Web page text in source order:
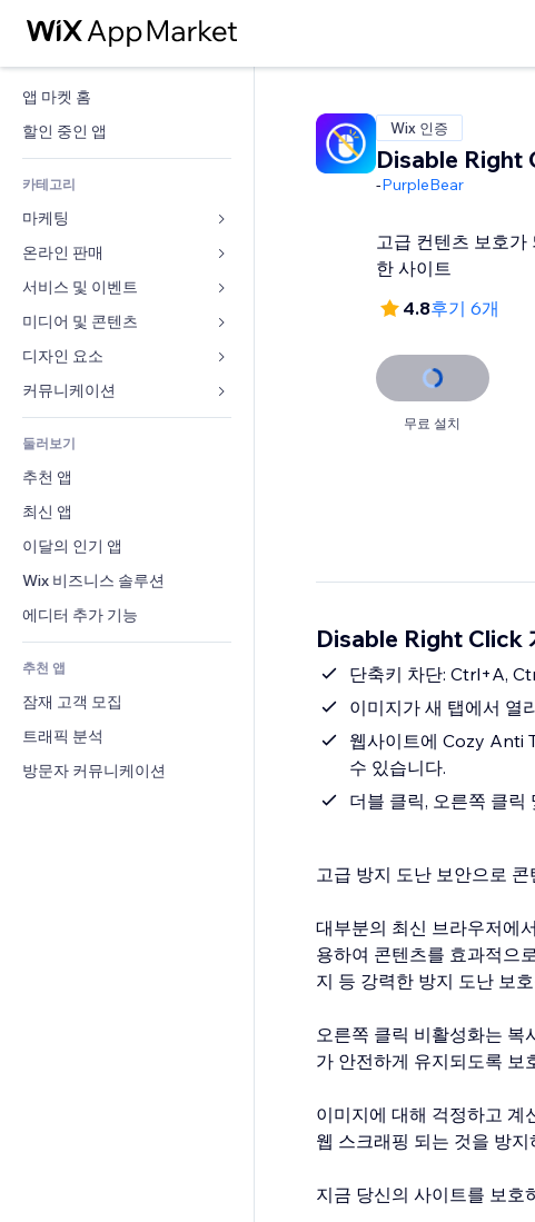
앱 마켓 홈
할인 중인 앱
카테고리
마케팅
광고
모바일
사이트 통계
사이트 목록
이메일
온라인 판매
쇼핑몰 관련 앱
배송
판매 버튼
회계
쿠폰 및 로열티
창고 서비스
식품 및 음료
서비스 및 이벤트
호텔
이벤트
음식점
부동산
예약
미디어 및 콘텐츠
갤러리
뮤직
팟캐스트
사진
동영상
PDF
파일 공유
소식
디자인 요소
지도 및 내비게이션
개인정보 및 보안
시계
페이지 템플릿
이미지 효과
버튼 & 메뉴
배너 및 배지
계산기
검색
일기예보
차트 및 표
양식
블로그
설문
채팅
메모
전화번호
커뮤니티
평가와 후기
CRM
둘러보기
추천 앱
최신 앱
이달의 인기 앱
Wix 비즈니스 솔루션
에디터 추가 기능
추천 앱
잠재 고객 모집
트래픽 분석
방문자 커뮤니케이션
Wix 인증
Disable Right
-PurpleBear
고급 컨텐츠 보호가
한 사이트
4.8후기 6개
무료 설치
Disable Right Click
단축키 차단: Ctrl+A,
이미지가 새 탭에서 열
웹사이트에 Cozy Anti
수 있습니다.
더블 클릭, 오른쪽 클릭
고급 방지 도난 보안으로
대부분의 최신 브라우저에
용하여 콘텐츠를 효과적으
지 등 강력한 방지 도난 보
오른쪽 클릭 비활성화는 복
가 안전하게 유지되도록 보
이미지에 대해 걱정하고 계
웹 스크래핑 되는 것을 방
지금 당신의 사이트를 보호